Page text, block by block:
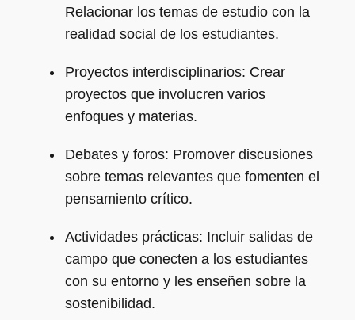
Relacionar los temas de estudio con la
realidad social de los estudiantes.
Proyectos interdisciplinarios: Crear
proyectos que involucren varios
enfoques y materias.
Debates y foros: Promover discusiones
sobre temas relevantes que fomenten el
pensamiento crítico.
Actividades prácticas: Incluir salidas de
campo que conecten a los estudiantes
con su entorno y les enseñen sobre la
sostenibilidad.